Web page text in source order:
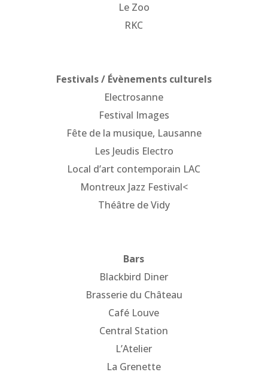
Le Zoo
RKC
Festivals / Évènements culturels
Electrosanne
Festival Images
Fête de la musique, Lausanne
Les Jeudis Electro
Local d’art contemporain LAC
Montreux Jazz Festival<
Théâtre de Vidy
Bars
Blackbird Diner
Brasserie du Château
Café Louve
Central Station
L’Atelier
La Grenette